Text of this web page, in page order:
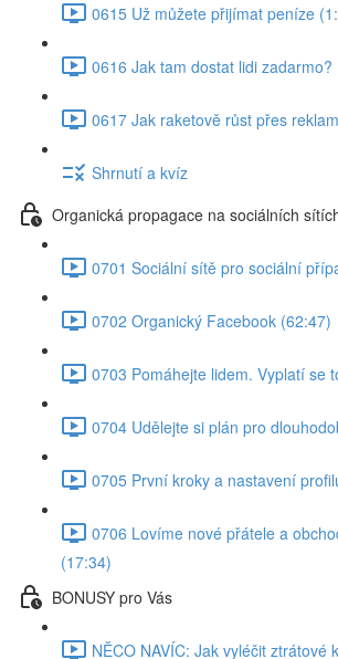
0615 Už můžete přijímat peníze
0616 Jak tam dostat lidi zadarmo?
0617 Jak raketově růst přes
Shrnutí a kvíz
Organická propagace na sociálních
0701 Sociální sítě pro sociální
0702 Organický Facebook (62:47)
0703 Pomáhejte lidem. Vyplatí se
0704 Udělejte si plán pro
0705 První kroky a nastavení
0706 Lovíme nové přátele a
(17:34)
BONUSY pro Vás
NĚCO NAVÍC: Jak vyléčit ztrátové